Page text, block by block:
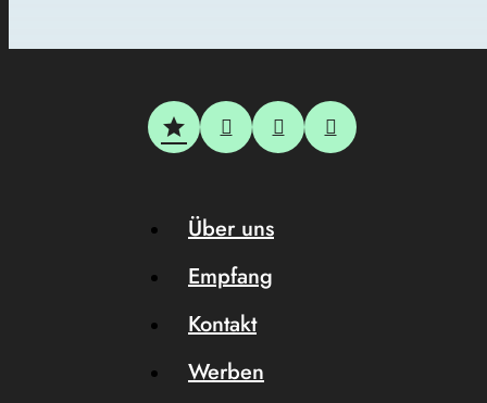
Über uns
Empfang
Kontakt
Werben